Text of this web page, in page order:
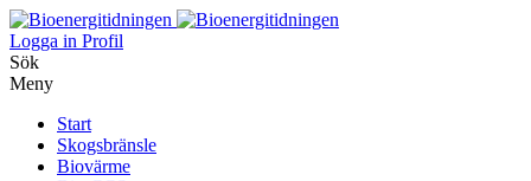
Logga in Profil
Sök
Meny
Start
Skogsbränsle
Biovärme